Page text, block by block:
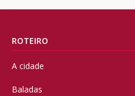
ROTEIRO
A cidade
Baladas